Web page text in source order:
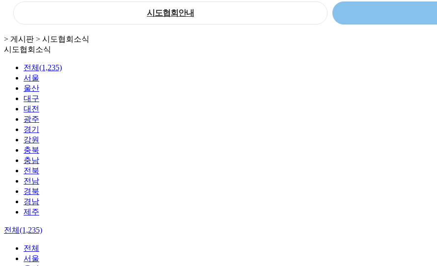
시도협회안내
> 게시판 > 시도협회소식
시도협회소식
전체(1,235)
서울
울산
대구
대전
광주
경기
강원
충북
충남
전북
전남
경북
경남
제주
전체(1,235)
전체
서울